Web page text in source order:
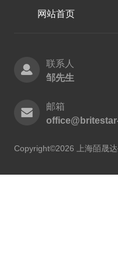
网站首页
联系人
邹先生
邮箱
Copyright©2026 上海皕晟